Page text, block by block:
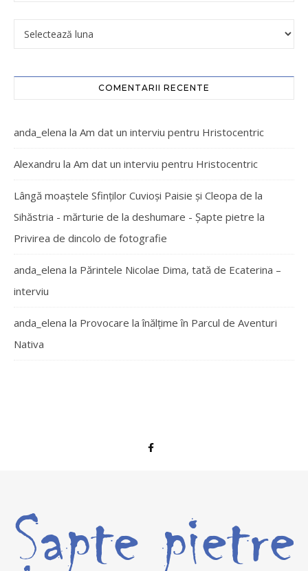
COMENTARII RECENTE
anda_elena la Am dat un interviu pentru Hristocentric
Alexandru la Am dat un interviu pentru Hristocentric
Lângă moaștele Sfinților Cuvioși Paisie și Cleopa de la
Sihăstria - mărturie de la deshumare - Şapte pietre la
Privirea de dincolo de fotografie
anda_elena la Părintele Nicolae Dima, tată de Ecaterina –
interviu
anda_elena la Provocare la înălțime în Parcul de Aventuri
Nativa